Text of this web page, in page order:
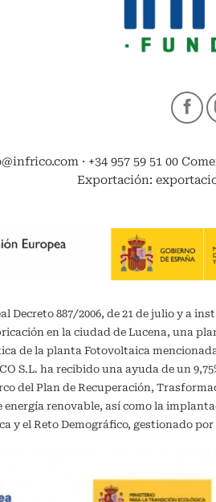
· +34 957 59 51 00
Exportación:
Decreto 887/2006, de 21 de julio y a
en la ciudad de Lucena, una
de la planta Fotovoltaica
S.L. ha recibido una ayuda de un
del Plan de Recuperación,
renovable, así como la
y el Reto Demográfico, gestionado